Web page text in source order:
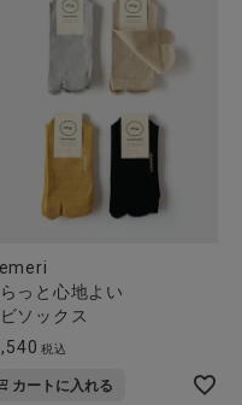
っと心地よい
ソックス
税込
カートに入れる